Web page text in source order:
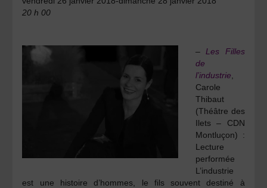
20 h 00
– Les Filles
de
l’industrie
Carole
Thibaut
(Théâtre des
Ilets – CDN
Montluçon) :
Lecture
performée
L’industrie
est une histoire d’hommes, le fils souvent destiné à